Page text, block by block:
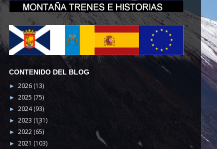
CONTENIDO DEL BLOG
► 2026(13)
► 2025 (75)
► 2024(93)
► 2023 (131)
► 2022 (65)
► 2021 (103)